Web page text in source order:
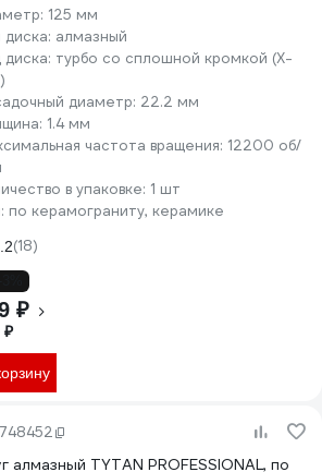
125 мм
диска: алмазный
диска: турбо со сплошной кромкой (X-
диаметр: 22.2 мм
1.4 мм
частота вращения: 12200 об/
в упаковке: 1 шт
по керамограниту, керамике
(18)
₽
₽
алмазный TYTAN PROFESSIONAL, по